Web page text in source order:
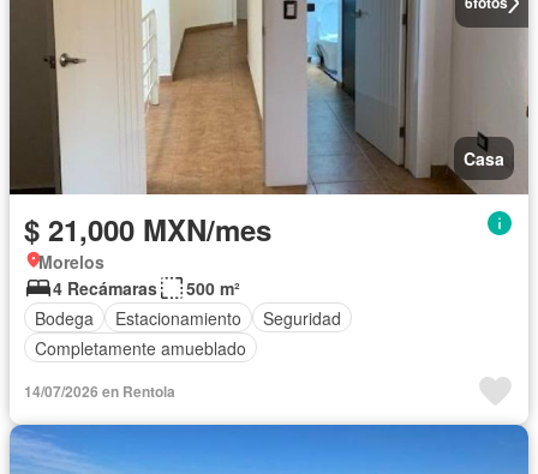
Casa
$ 21,000 MXN/mes
Morelos
4 Recámaras
500 m²
Bodega
Estacionamiento
Seguridad
Completamente amueblado
14/07/2026 en Rentola